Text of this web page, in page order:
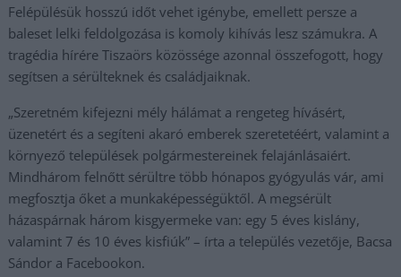
Felépülésük hosszú időt vehet igénybe, emellett persze a
baleset lelki feldolgozása is komoly kihívás lesz számukra. A
tragédia hírére Tiszaörs közössége azonnal összefogott, hogy
segítsen a sérülteknek és családjaiknak.
„Szeretném kifejezni mély hálámat a rengeteg hívásért,
üzenetért és a segíteni akaró emberek szeretetéért, valamint a
környező települések polgármestereinek felajánlásaiért.
Mindhárom felnőtt sérültre több hónapos gyógyulás vár, ami
megfosztja őket a munkaképességüktől. A megsérült
házaspárnak három kisgyermeke van: egy 5 éves kislány,
valamint 7 és 10 éves kisfiúk” – írta a település vezetője, Bacsa
Sándor a Facebookon.